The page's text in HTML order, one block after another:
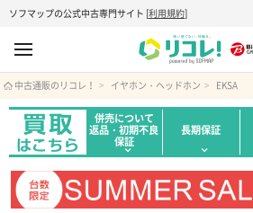
ソフマップの公式中古専門サイト [利用規約]
中古通販のリコレ！ イヤホン・ヘッドホン EKSA
併売について
返品・初期不良
保証
長期保証